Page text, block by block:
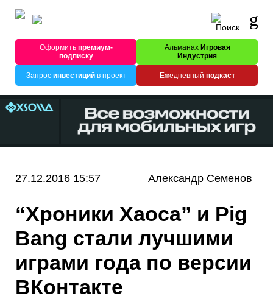
Оформитьпремиум-
подписку
Альманах Игровая
Индустрия
Запрос инвестицийв проект Ежедневный подкаст
27.12.2016 15:57 Александр Семенов
“Хроники Хаоса” и Pig
Bang стали лучшими
играми года по версии
ВКонтакте